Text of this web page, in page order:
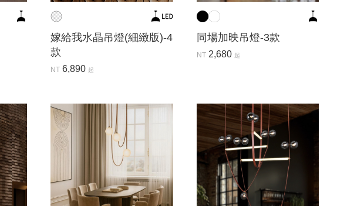
嫁給我水晶吊燈(細緻版)-4
款
NT 6,890 起
同場加映吊燈-3款
NT2,680 起